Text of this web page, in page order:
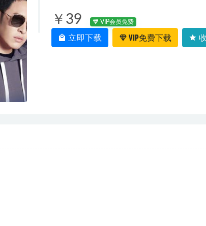
￥39 VIP会员免费
立即下载 VIP免费下载
23年高中物理网课2023何连伟高二物理a+春季班视频教程+
初中物理网课人教版初三物理九年级视频教程全年班
国家玮语文2024高三语文网课24年高考语文二轮复习第三
教你学唱歌教程艺生欧巴B系列完整网课教程，4.37G资源